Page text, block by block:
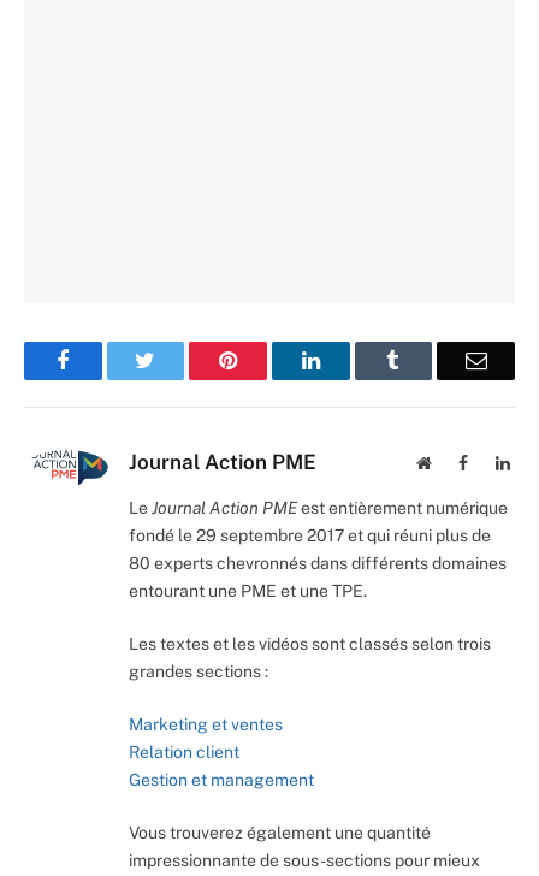
Facebook Pinterest LinkedIn Email
Journal Action PME WebsiteFacebook
LeJournal Action PMEest entièrement numérique
fondé le 29 septembre 2017 et qui réuni plus de
80 experts chevronnés dans différents domaines
entourant une PME et une TPE.
Les textes et les vidéos sont classés selon trois
grandes sections :
Marketing et ventes
Relation client
Gestion et management
Vous trouverez également une quantité
impressionnante de sous-sections pour mieux